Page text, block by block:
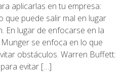
aplicarlas en tu empresa:
que puede salir mal en lugar
En lugar de enfocarse en la
se enfoca en lo que
obstáculos. Warren Buffett:
evitar […]